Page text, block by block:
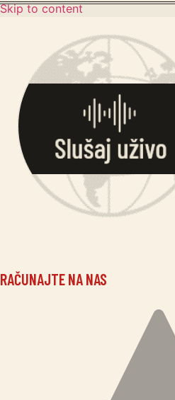
Skip to content
RAČUNAJTE NA NAS